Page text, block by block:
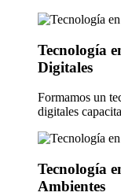
Tecnología
Digitales
Formamos un
digitales
Tecnología
Ambientes